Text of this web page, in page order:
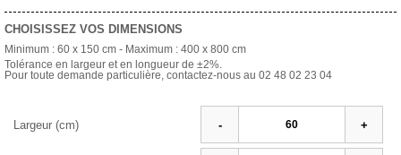
CHOISISSEZ VOS DIMENSIONS
Minimum : 60 x 150 cm - Maximum : 400 x 800 cm
Tolérance en largeur et en longueur de ±2%.
Pour toute demande particulière, contactez-nous au 02 48 02 23 04
Largeur (cm) - +